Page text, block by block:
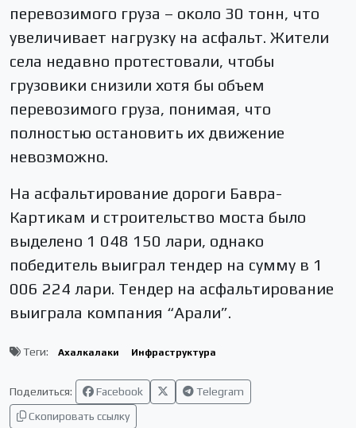
перевозимого груза – около 30 тонн, что
увеличивает нагрузку на асфальт. Жители
села недавно протестовали, чтобы
грузовики снизили хотя бы объем
перевозимого груза, понимая, что
полностью остановить их движение
невозможно.
На асфальтирование дороги Бавра-
Картикам и строительство моста было
выделено 1 048 150 лари, однако
победитель выиграл тендер на сумму в 1
006 224 лари. Тендер на асфальтирование
выиграла компания “Арали”.
Теги: Ахалкалаки Инфраструктура
Поделиться: Facebook
Telegram
Скопировать ссылку